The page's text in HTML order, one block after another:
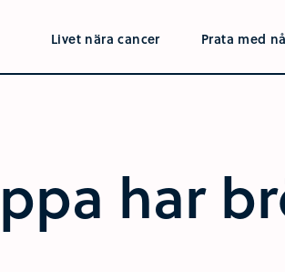
Livet nära cancer Prata med
har